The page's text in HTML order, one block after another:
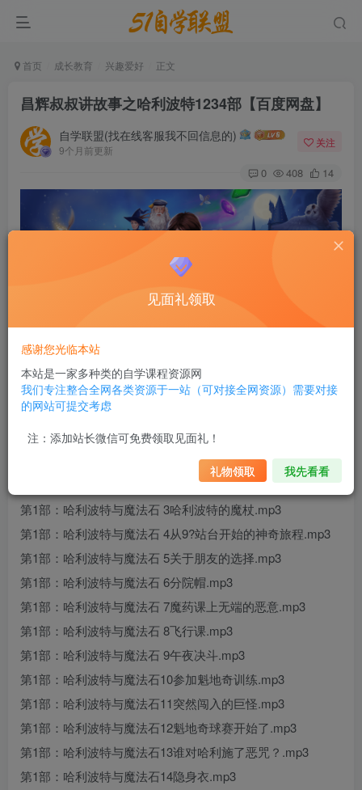
首页 成长教育 兴趣爱好 正文
昌辉叔叔讲故事之哈利波特1234部【百度网盘】
自学联盟(找在线客服我不回信息的)
9个月前更新
关注
0 408 14
资源目录
第1部：哈利波特与魔法石
第1部：哈利波特与魔法石 1霍格沃兹的来信.mp3
第1部：哈利波特与魔法石 2神秘的对角巷、古灵阁.mp3
第1部：哈利波特与魔法石 3哈利波特的魔杖.mp3
第1部：哈利波特与魔法石 4从9?站台开始的神奇旅程.mp3
第1部：哈利波特与魔法石 5关于朋友的选择.mp3
第1部：哈利波特与魔法石 6分院帽.mp3
第1部：哈利波特与魔法石 7魔药课上无端的恶意.mp3
第1部：哈利波特与魔法石 8飞行课.mp3
第1部：哈利波特与魔法石 9午夜决斗.mp3
第1部：哈利波特与魔法石10参加魁地奇训练.mp3
第1部：哈利波特与魔法石11突然闯入的巨怪.mp3
第1部：哈利波特与魔法石12魁地奇球赛开始了.mp3
第1部：哈利波特与魔法石13谁对哈利施了恶咒？.mp3
第1部：哈利波特与魔法石14隐身衣.mp3
见面礼领取
感谢您光临本站
本站是一家多种类的自学课程资源网
我们专注整合全网各类资源于一站（可对接全网资源）需要对接
的网站可提交考虑
注：添加站长微信可免费领取见面礼！
礼物领取 我先看看